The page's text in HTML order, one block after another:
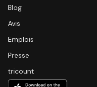
Blog
Avis
Emplois
Presse
tricount